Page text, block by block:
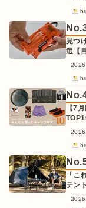
No.
見つ
選【
No.
【7
No.
「
テン